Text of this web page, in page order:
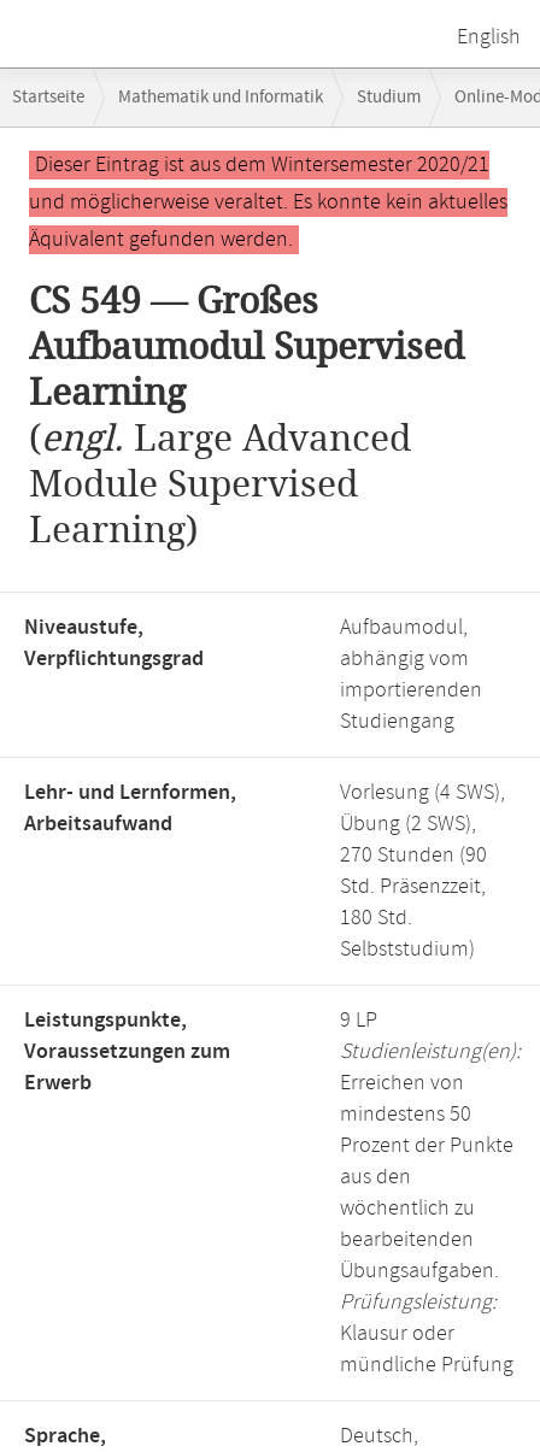
English
Navigation
Startseite Mathematik und Informatik Studium Online-
CS 549 — Großes Aufbaumodul Supervised Learning
Hauptinhalt
Dieser Eintrag ist aus dem Wintersemester 2020/21
und möglicherweise veraltet. Es konnte kein aktuelles
Äquivalent gefunden werden.
CS 549 — Großes
Aufbaumodul Supervised
Learning
(engl. Large Advanced
Module Supervised
Learning)
Niveaustufe,
Verpflichtungsgrad
Aufbaumodul,
abhängig vom
importierenden
Studiengang
Lehr- und Lernformen,
Arbeitsaufwand
Vorlesung (4 SWS),
Übung (2 SWS),
270 Stunden (90
Std. Präsenzzeit,
180 Std.
Selbststudium)
Leistungspunkte,
Voraussetzungen zum
Erwerb
9 LP
Studienleistung(en):
Erreichen von
mindestens 50
Prozent der Punkte
aus den
wöchentlich zu
bearbeitenden
Übungsaufgaben.
Prüfungsleistung:
Klausur oder
mündliche Prüfung
Sprache,
Deutsch,